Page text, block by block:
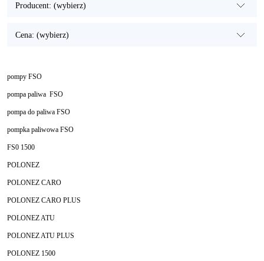
Producent: (wybierz)
Cena: (wybierz)
pompy FSO
pompa paliwa FSO
pompa do paliwa FSO
pompka paliwowa FSO
FS0 1500
POLONEZ
POLONEZ CARO
POLONEZ CARO PLUS
POLONEZ ATU
POLONEZ ATU PLUS
POLONEZ 1500